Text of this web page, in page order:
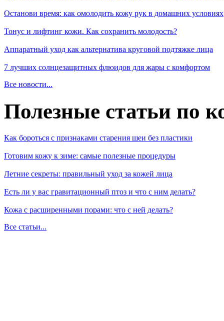
Останови время: как омолодить кожу рук в домашних условиях
Тонус и лифтинг кожи. Как сохранить молодость?
Аппаратный уход как альтернатива круговой подтяжке лица
7 лучших солнцезащитных флюидов для жары с комфортом
Все новости...
Полезные статьи по
Как бороться с признаками старения шеи без пластики
Готовим кожу к зиме: самые полезные процедуры
Летние секреты: правильный уход за кожей лица
Есть ли у вас гравитационный птоз и что с ним делать?
Кожа с расширенными порами: что с ней делать?
Все статьи...